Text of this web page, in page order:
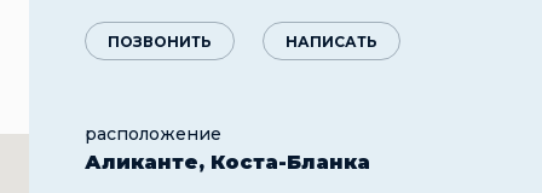
ПОЗВОНИТЬ НАПИСАТЬ
расположение
Аликанте, Коста-Бланка